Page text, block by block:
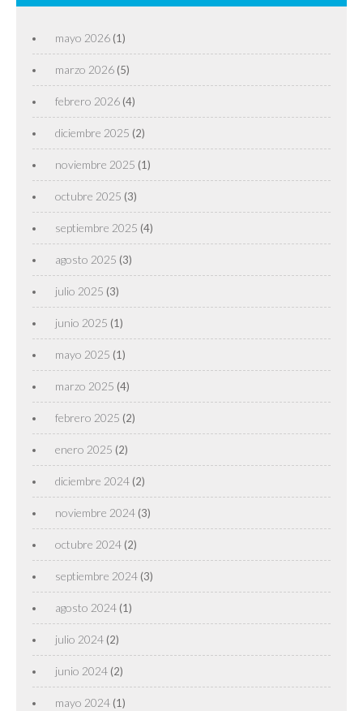
mayo 2026 (1)
marzo 2026 (5)
febrero 2026 (4)
diciembre 2025 (2)
noviembre 2025 (1)
octubre 2025 (3)
septiembre 2025 (4)
agosto 2025 (3)
julio 2025 (3)
junio 2025 (1)
mayo 2025 (1)
marzo 2025 (4)
febrero 2025 (2)
enero 2025 (2)
diciembre 2024 (2)
noviembre 2024 (3)
octubre 2024 (2)
septiembre 2024 (3)
agosto 2024 (1)
julio 2024 (2)
junio 2024 (2)
mayo 2024 (1)